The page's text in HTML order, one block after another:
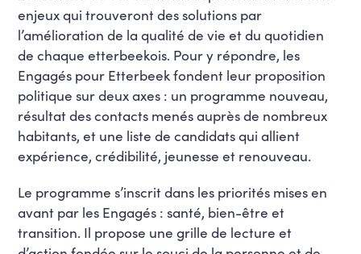
enjeux qui trouveront des solutions par
l’amélioration de la qualité de vie et du quotidien
de chaque etterbeekois. Pour y répondre, les
Engagés pour Etterbeek fondent leur proposition
politique sur deux axes : un programme nouveau,
résultat des contacts menés auprès de nombreux
habitants, et une liste de candidats qui allient
expérience, crédibilité, jeunesse et renouveau.
Le programme s’inscrit dans les priorités mises en
avant par les Engagés : santé, bien-être et
transition. Il propose une grille de lecture et